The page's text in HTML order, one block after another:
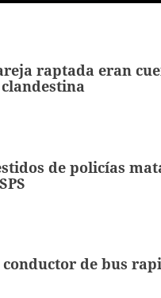
raptada eran
de policías
de bus